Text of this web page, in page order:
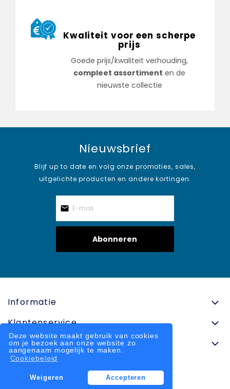
Deze website maakt gebruik van cookies
om je bezoek aan onze website zo
aangenaam mogelijk te maken.
Cookiebeleid
Weigeren Accepteren
Kwaliteit voor een scherpe
prijs
Goede prijs/kwaliteit verhouding,
compleet assortiment en de
nieuwste collectie
Nieuwsbrief
Blijf up to date en volg onze promoties, sales,
uitgelichte producten en andere kortingen.
Abonneren
Informatie
Klantenservice
Contactinformatie
© 2025 onlinesportkleding.nl